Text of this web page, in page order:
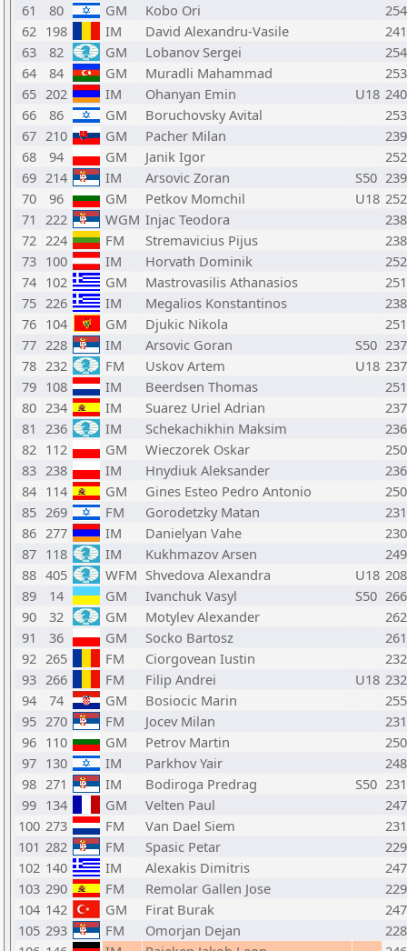
61
80 GM Kobo Ori
62 198 IM David Alexandru-Vasile
63
82 GM Lobanov Sergei
64
84 GM Muradli Mahammad
65 202 IM Ohanyan Emin U18
66
86 GM Boruchovsky Avital
67 210 GM Pacher Milan
68
94 GM Janik Igor
69 214 IM Arsovic Zoran S50
70
96 GM Petkov Momchil U18
71 222 WGM Injac Teodora
72 224 FM Stremavicius Pijus
73 100 IM Horvath Dominik
74 102 GM Mastrovasilis Athanasios
75 226 IM Megalios Konstantinos
76 104 GM Djukic Nikola
77 228 IM Arsovic Goran S50
78 232 FM Uskov Artem U18
79 108 IM Beerdsen Thomas
80 234 IM Suarez Uriel Adrian
81 236 IM Schekachikhin Maksim
82 112 GM Wieczorek Oskar
83 238 IM Hnydiuk Aleksander
84 114 GM Gines Esteo Pedro Antonio
85 269 FM Gorodetzky Matan
86 277 IM Danielyan Vahe
87 118 IM Kukhmazov Arsen
88 405 WFM Shvedova Alexandra U18
89
14 GM Ivanchuk Vasyl S50
90
32 GM Motylev Alexander
91
36 GM Socko Bartosz
92 265 FM Ciorgovean Iustin
93 266 FM Filip Andrei U18
94
74 GM Bosiocic Marin
95 270 FM Jocev Milan
96 110 GM Petrov Martin
97 130 IM Parkhov Yair
98 271 IM Bodiroga Predrag S50
99 134 GM Velten Paul
100 273 FM Van Dael Siem
101 282 FM Spasic Petar
102 140 IM Alexakis Dimitris
103 290 FM Remolar Gallen Jose
104 142 GM Firat Burak
105 293 FM Omorjan Dejan